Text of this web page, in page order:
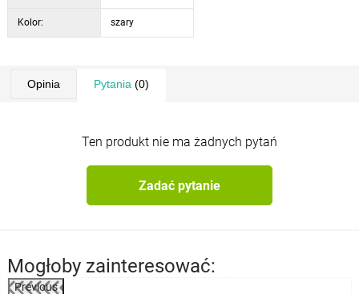
Kolor: szary
Opinia Pytania (0)
Ten produkt nie ma żadnych pytań
Zadać pytanie
Mogłoby zainteresować:
Previous